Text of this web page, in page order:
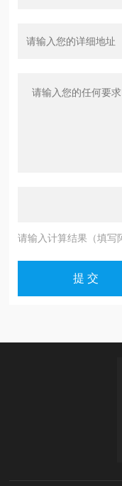
请输入计算结果（填写